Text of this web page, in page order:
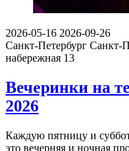
2026-05-16 2026-09-26
Санкт-Петербург Санкт-
набережная 13
Вечеринки на
2026
Каждую пятницу и
это вечерняя и ночная